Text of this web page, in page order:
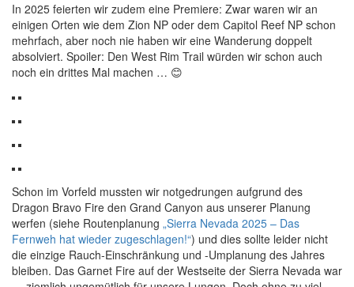
In 2025 feierten wir zudem eine Premiere: Zwar waren wir an
einigen Orten wie dem Zion NP oder dem Capitol Reef NP schon
mehrfach, aber noch nie haben wir eine Wanderung doppelt
absolviert. Spoiler: Den West Rim Trail würden wir schon auch
noch ein drittes Mal machen … 😊
Schon im Vorfeld mussten wir notgedrungen aufgrund des
Dragon Bravo Fire den Grand Canyon aus unserer Planung
werfen (siehe Routenplanung „Sierra Nevada 2025 – Das
Fernweh hat wieder zugeschlagen!“) und dies sollte leider nicht
die einzige Rauch-Einschränkung und -Umplanung des Jahres
bleiben. Das Garnet Fire auf der Westseite der Sierra Nevada war